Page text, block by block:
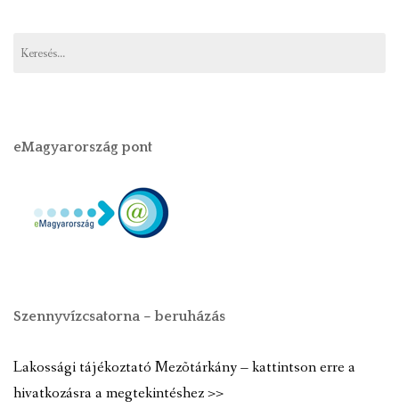
eMagyarország pont
Szennyvízcsatorna – beruházás
Lakossági tájékoztató Mezõtárkány – kattintson erre a
hivatkozásra a megtekintéshez >>